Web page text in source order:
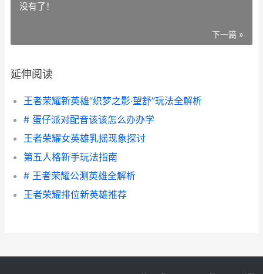
没有了！
下一篇 »
延伸阅读
王者荣耀新英雄“织梦之影·望舒”玩法全解析
# 蛋仔派对配音该该怎么办办学
王者荣耀女英雄乳摇现象探讨
第五人格新手玩法指南
# 王者荣耀公测英雄全解析
王者荣耀排位新英雄推荐